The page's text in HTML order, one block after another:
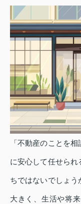
「不動産のことを
に安心して任せら
ちではないでしょ
大きく、生活や将